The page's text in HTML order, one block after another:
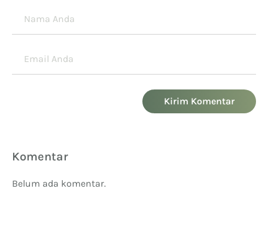
Kirim Komentar
Komentar
Belum ada komentar.